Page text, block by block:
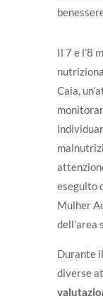
Il 7 e l’8
Caia,
eseguito
Mulher
dell’area
Durante
diverse